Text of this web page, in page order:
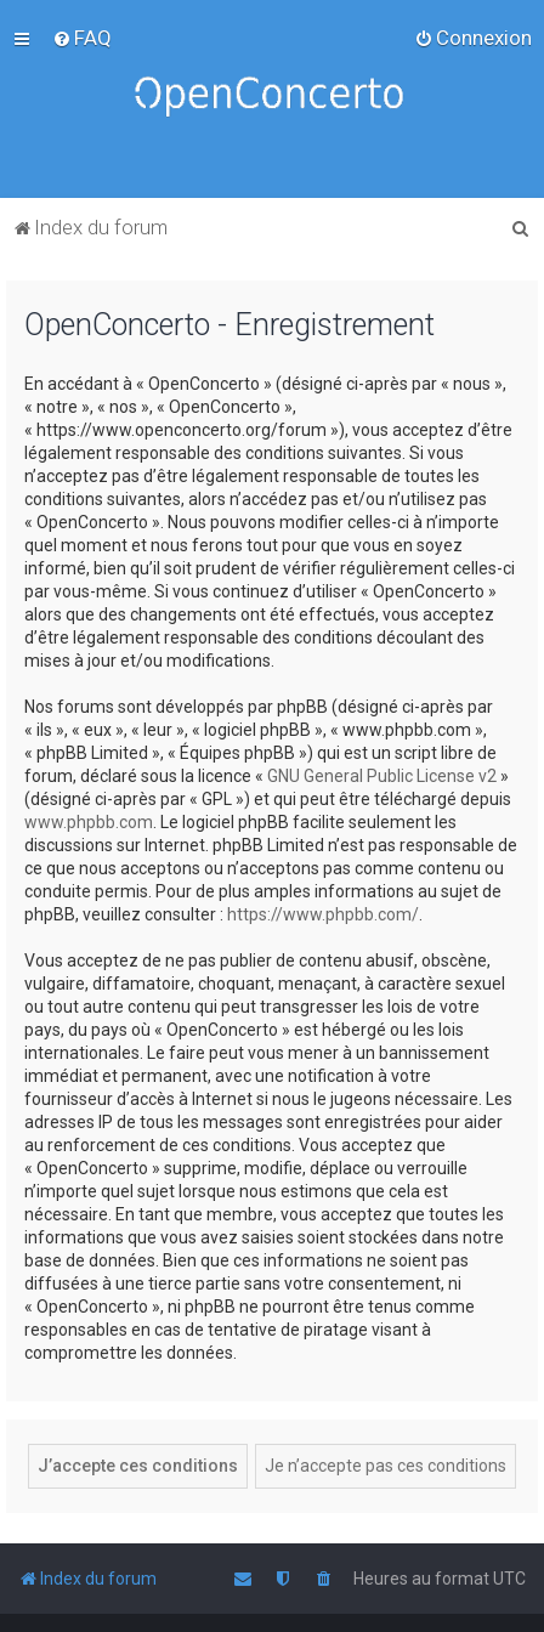
FAQ Connexion
Index du forum
OpenConcerto - Enregistrement
En accédant à « OpenConcerto » (désigné ci-après par « nous »,
« notre », « nos », « OpenConcerto »,
« https://www.openconcerto.org/forum »), vous acceptez d’être
légalement responsable des conditions suivantes. Si vous
n’acceptez pas d’être légalement responsable de toutes les
conditions suivantes, alors n’accédez pas et/ou n’utilisez pas
« OpenConcerto ». Nous pouvons modifier celles-ci à n’importe
quel moment et nous ferons tout pour que vous en soyez
informé, bien qu’il soit prudent de vérifier régulièrement celles-ci
par vous-même. Si vous continuez d’utiliser « OpenConcerto »
alors que des changements ont été effectués, vous acceptez
d’être légalement responsable des conditions découlant des
mises à jour et/ou modifications.
Nos forums sont développés par phpBB (désigné ci-après par
« ils », « eux », « leur », « logiciel phpBB », « www.phpbb.com »,
« phpBB Limited », « Équipes phpBB ») qui est un script libre de
forum, déclaré sous la licence « GNU General Public License v2 »
(désigné ci-après par « GPL ») et qui peut être téléchargé depuis
www.phpbb.com. Le logiciel phpBB facilite seulement les
discussions sur Internet. phpBB Limited n’est pas responsable de
ce que nous acceptons ou n’acceptons pas comme contenu ou
conduite permis. Pour de plus amples informations au sujet de
phpBB, veuillez consulter : https://www.phpbb.com/.
Vous acceptez de ne pas publier de contenu abusif, obscène,
vulgaire, diffamatoire, choquant, menaçant, à caractère sexuel
ou tout autre contenu qui peut transgresser les lois de votre
pays, du pays où « OpenConcerto » est hébergé ou les lois
internationales. Le faire peut vous mener à un bannissement
immédiat et permanent, avec une notification à votre
fournisseur d’accès à Internet si nous le jugeons nécessaire. Les
adresses IP de tous les messages sont enregistrées pour aider
au renforcement de ces conditions. Vous acceptez que
« OpenConcerto » supprime, modifie, déplace ou verrouille
n’importe quel sujet lorsque nous estimons que cela est
nécessaire. En tant que membre, vous acceptez que toutes les
informations que vous avez saisies soient stockées dans notre
base de données. Bien que ces informations ne soient pas
diffusées à une tierce partie sans votre consentement, ni
« OpenConcerto », ni phpBB ne pourront être tenus comme
responsables en cas de tentative de piratage visant à
compromettre les données.
Index du forum Heures au formatUTC